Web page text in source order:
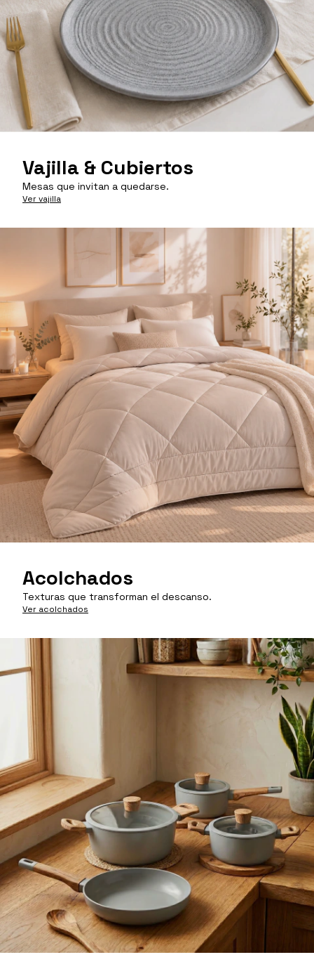
Vajilla & Cubiertos
Mesas que invitan a quedarse.
Ver vajilla
Acolchados
Texturas que transforman el descanso.
Ver acolchados